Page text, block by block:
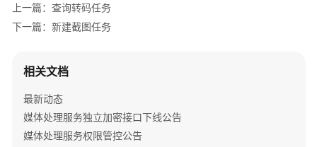
产
品
绍
计
费
说
上一篇：查询转码任务
下一篇：新建截图任务
相关文档
最新动态
媒体处理服务独立加密接口下线公告
媒体处理服务权限管控公告